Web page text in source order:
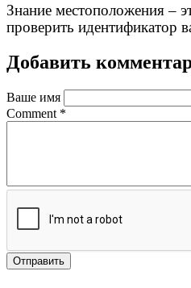
Знание местоположения –
проверить идентификатор
Добавить
Ваше имя
Comment *